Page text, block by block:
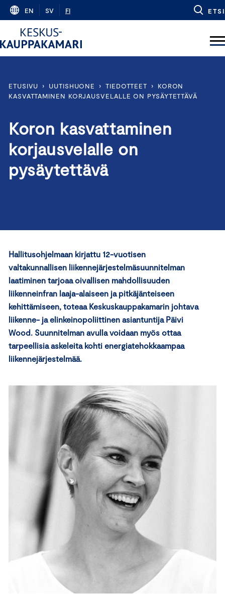
Skip
content
EN SV FI ETSI
ETUSIVU › UUTISHUONE › TIEDOTTEET ›
KORON
KASVATTAMINEN KORJAUSVELALLE ON PYSÄYTETTÄVÄ
Koron kasvattaminen
korjausvelalle on
pysäytettävä
Hallitusohjelmaan kirjattu 12-vuotisen
valtakunnallisen liikennejärjestelmäsuunnitelman
laatiminen tarjoaa oivallisen mahdollisuuden
liikenneinfran laaja-alaiseen ja pitkäjänteiseen
kehittämiseen, toteaa Keskuskauppakamarin johtava
liikenne- ja elinkeinopoliittinen asiantuntija Päivi
Wood. Suunnitelman avulla voidaan myös ottaa
tarpeellisia askeleita kohti energiatehokkaampaa
liikennejärjestelmää.